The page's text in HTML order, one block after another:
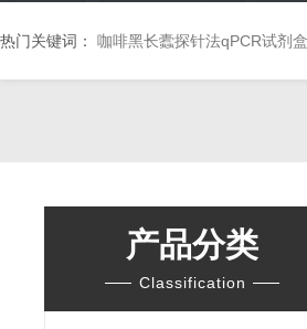
热门关键词： 咖啡黑长蠹探针法qPCR试剂盒
产品分类
Classification